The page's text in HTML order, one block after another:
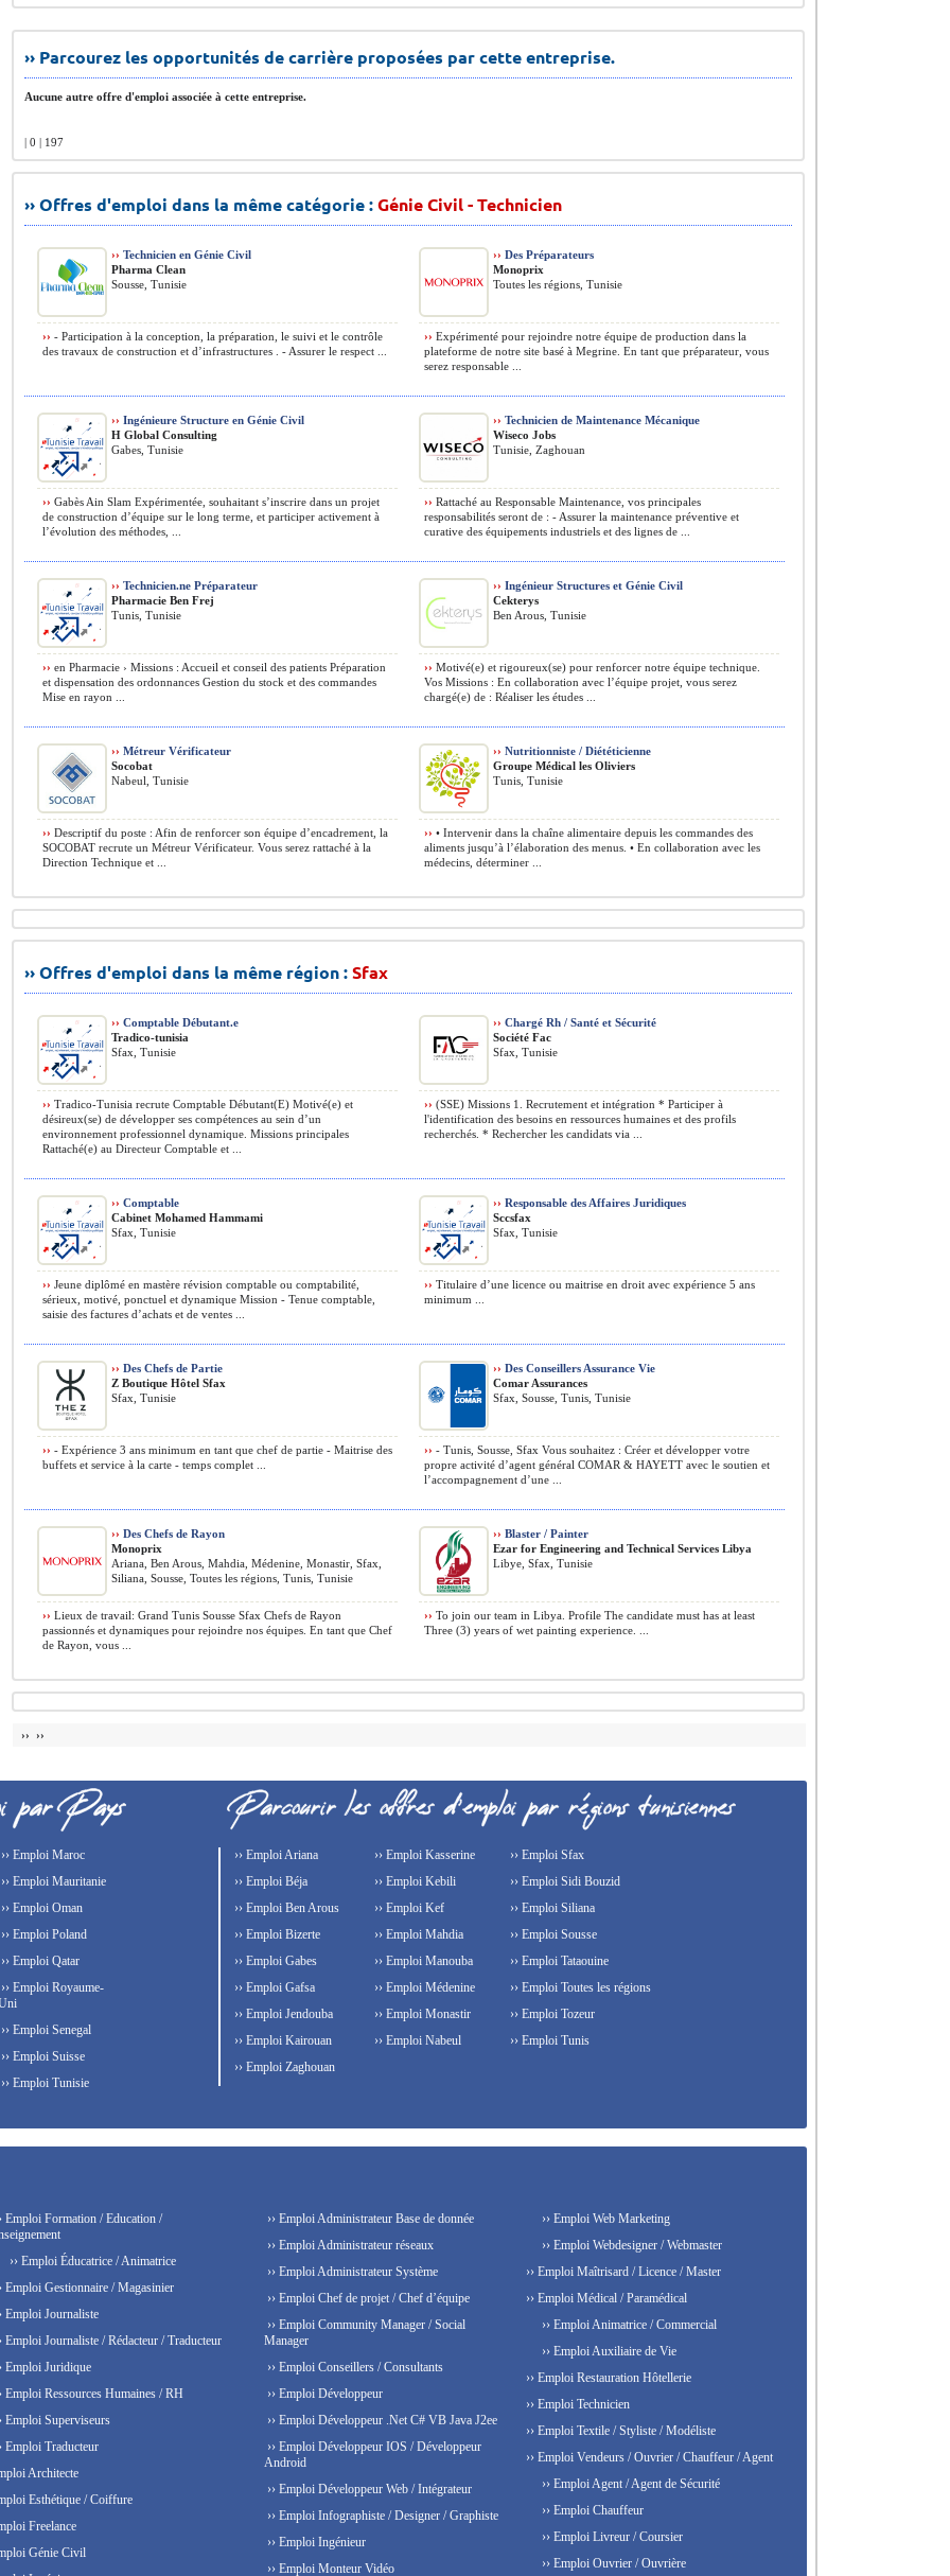
›› Parcourez les opportunités de carrière proposées par cette entreprise.
Aucune autre offre d'emploi associée à cette entreprise.
| 0 | 197
›› Offres d'emploi dans la même catégorie :Génie Civil - Technicien
›› Technicien en Génie Civil
Pharma Clean
Sousse, Tunisie
›› - Participation à la conception, la préparation, le suivi et le contrôle
des travaux de construction et d’infrastructures . - Assurer le respect ...
›› Des Préparateurs
Monoprix
Toutes les régions, Tunisie
›› Expérimenté pour rejoindre notre équipe de production dans la
plateforme de notre site basé à Megrine. En tant que préparateur, vous
serez responsable ...
›› Ingénieure Structure en Génie Civil
H Global Consulting
Gabes, Tunisie
›› Gabès Ain Slam Expérimentée, souhaitant s’inscrire dans un projet
de construction d’équipe sur le long terme, et participer activement à
l’évolution des méthodes, ...
›› Technicien de Maintenance Mécanique
Wiseco Jobs
Tunisie, Zaghouan
›› Rattaché au Responsable Maintenance, vos principales
responsabilités seront de : - Assurer la maintenance préventive et
curative des équipements industriels et des lignes de ...
›› Technicien.ne Préparateur
Pharmacie Ben Frej
Tunis, Tunisie
›› en Pharmacie › Missions : Accueil et conseil des patients Préparation
et dispensation des ordonnances Gestion du stock et des commandes
Mise en rayon ...
›› Ingénieur Structures et Génie Civil
Cekterys
Ben Arous, Tunisie
›› Motivé(e) et rigoureux(se) pour renforcer notre équipe technique.
Vos Missions : En collaboration avec l’équipe projet, vous serez
chargé(e) de : Réaliser les études ...
›› Métreur Vérificateur
Socobat
Nabeul, Tunisie
›› Descriptif du poste : Afin de renforcer son équipe d’encadrement, la
SOCOBAT recrute un Métreur Vérificateur. Vous serez rattaché à la
Direction Technique et ...
›› Nutritionniste / Diététicienne
Groupe Médical les Oliviers
Tunis, Tunisie
›› • Intervenir dans la chaîne alimentaire depuis les commandes des
aliments jusqu’à l’élaboration des menus. • En collaboration avec les
médecins, déterminer ...
›› Offres d'emploi dans la même région :Sfax
›› Comptable Débutant.e
Tradico-tunisia
Sfax, Tunisie
›› Tradico-Tunisia recrute Comptable Débutant(E) Motivé(e) et
désireux(se) de développer ses compétences au sein d’un
environnement professionnel dynamique. Missions principales
Rattaché(e) au Directeur Comptable et ...
›› Chargé Rh / Santé et Sécurité
Société Fac
Sfax, Tunisie
›› (SSE) Missions 1. Recrutement et intégration * Participer à
l'identification des besoins en ressources humaines et des profils
recherchés. * Rechercher les candidats via ...
›› Comptable
Cabinet Mohamed Hammami
Sfax, Tunisie
›› Jeune diplômé en mastère révision comptable ou comptabilité,
sérieux, motivé, ponctuel et dynamique Mission - Tenue comptable,
saisie des factures d’achats et de ventes ...
›› Responsable des Affaires Juridiques
Sccsfax
Sfax, Tunisie
›› Titulaire d’une licence ou maitrise en droit avec expérience 5 ans
minimum ...
›› Des Chefs de Partie
Z Boutique Hôtel Sfax
Sfax, Tunisie
›› - Expérience 3 ans minimum en tant que chef de partie - Maitrise des
buffets et service à la carte - temps complet ...
›› Des Conseillers Assurance Vie
Comar Assurances
Sfax, Sousse, Tunis, Tunisie
›› - Tunis, Sousse, Sfax Vous souhaitez : Créer et développer votre
propre activité d’agent général COMAR & HAYETT avec le soutien et
l’accompagnement d’une ...
›› Des Chefs de Rayon
Monoprix
Ariana, Ben Arous, Mahdia, Médenine, Monastir, Sfax,
Siliana, Sousse, Toutes les régions, Tunis, Tunisie
›› Lieux de travail: Grand Tunis Sousse Sfax Chefs de Rayon
passionnés et dynamiques pour rejoindre nos équipes. En tant que Chef
de Rayon, vous ...
›› Blaster / Painter
Ezar for Engineering and Technical Services Libya
Libye, Sfax, Tunisie
›› To join our team in Libya. Profile The candidate must has at least
Three (3) years of wet painting experience. ...
›› ››
›› Emploi Maroc
›› Emploi Mauritanie
›› Emploi Oman
›› Emploi Poland
›› Emploi Qatar
›› Emploi Royaume-
›› Emploi Senegal
›› Emploi Suisse
›› Emploi Tunisie
›› Emploi Ariana
›› Emploi Béja
›› Emploi Ben Arous
›› Emploi Bizerte
›› Emploi Gabes
›› Emploi Gafsa
›› Emploi Jendouba
›› Emploi Kairouan
›› Emploi Kasserine
›› Emploi Kebili
›› Emploi Kef
›› Emploi Mahdia
›› Emploi Manouba
›› Emploi Médenine
›› Emploi Monastir
›› Emploi Nabeul
›› Emploi Sfax
›› Emploi Sidi Bouzid
›› Emploi Siliana
›› Emploi Sousse
›› Emploi Tataouine
›› Emploi Toutes les régions
›› Emploi Tozeur
›› Emploi Tunis
›› Emploi Zaghouan
Emploi Formation / Education /
›› Emploi Éducatrice / Animatrice
Emploi Gestionnaire / Magasinier
Emploi Journaliste
Emploi Journaliste / Rédacteur / Traducteur
Emploi Juridique
Emploi Ressources Humaines / RH
Emploi Superviseurs
Emploi Traducteur
Architecte
Esthétique / Coiffure
Freelance
Génie Civil
›› Emploi Administrateur Base de donnée
›› Emploi Administrateur réseaux
›› Emploi Administrateur Système
›› Emploi Chef de projet / Chef d’équipe
›› Emploi Community Manager / Social
Manager
›› Emploi Conseillers / Consultants
›› Emploi Développeur
›› Emploi Développeur .Net C# VB Java J2ee
›› Emploi Développeur IOS / Développeur
Android
›› Emploi Développeur Web / Intégrateur
›› Emploi Infographiste / Designer / Graphiste
›› Emploi Ingénieur
›› Emploi Monteur Vidéo
›› Emploi Web Marketing
›› Emploi Webdesigner / Webmaster
›› Emploi Maîtrisard / Licence / Master
›› Emploi Médical / Paramédical
›› Emploi Animatrice / Commercial
›› Emploi Auxiliaire de Vie
›› Emploi Restauration Hôtellerie
›› Emploi Technicien
›› Emploi Textile / Styliste / Modéliste
›› Emploi Vendeurs / Ouvrier / Chauffeur / Agent
›› Emploi Agent / Agent de Sécurité
›› Emploi Chauffeur
›› Emploi Livreur / Coursier
›› Emploi Ouvrier / Ouvrière